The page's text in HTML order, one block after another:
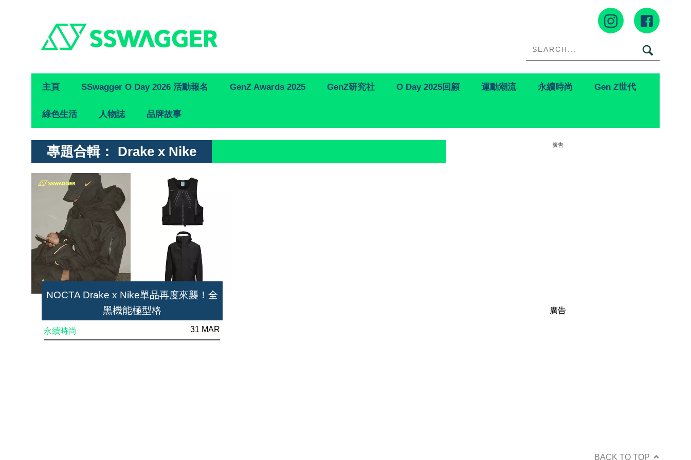
Primary
Navigation
主頁 SSwagger O Day 2026 活動報名 GenZ Awards 2025 GenZ研究社 O Day 2025回顧 運動潮流 永續時尚 Gen Z世代
綠色生活 人物誌 品牌故事
專題合輯： Drake x Nike
NOCTA Drake x Nike單品再度來襲！全
黑機能極型格
永續時尚 31 MAR
廣告
廣告
BACK TO TOP